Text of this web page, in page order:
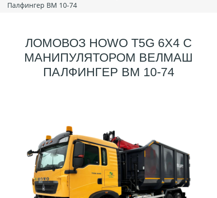
Палфингер ВМ 10-74
ЛОМОВОЗ HOWO T5G 6X4 С
МАНИПУЛЯТОРОМ ВЕЛМАШ
ПАЛФИНГЕР ВМ 10-74